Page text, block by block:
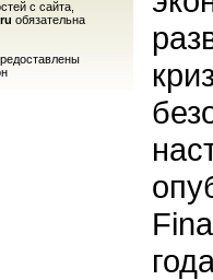
с сайта,
обязательна